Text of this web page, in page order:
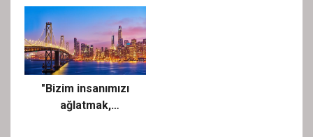
"Bizim insanımızı
ağlatmak,